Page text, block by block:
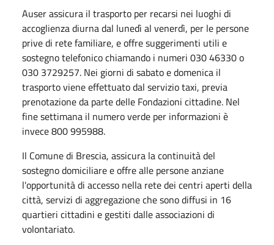
Auser assicura il trasporto per recarsi nei luoghi di
accoglienza diurna dal lunedì al venerdì, per le persone
prive di rete familiare, e offre suggerimenti utili e
sostegno telefonico chiamando i numeri 030 46330 o
030 3729257. Nei giorni di sabato e domenica il
trasporto viene effettuato dal servizio taxi, previa
prenotazione da parte delle Fondazioni cittadine. Nel
fine settimana il numero verde per informazioni è
invece 800 995988.
Il Comune di Brescia, assicura la continuità del
sostegno domiciliare e offre alle persone anziane
l'opportunità di accesso nella rete dei centri aperti della
città, servizi di aggregazione che sono diffusi in 16
quartieri cittadini e gestiti dalle associazioni di
volontariato.